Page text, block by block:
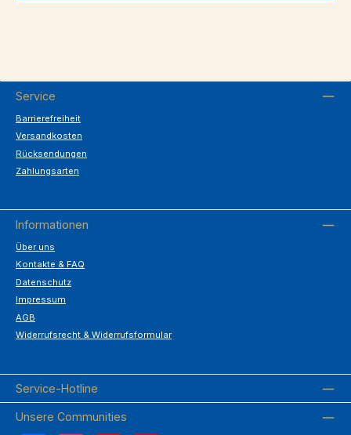
Service
Barrierefreiheit
Versandkosten
Rücksendungen
Zahlungsarten
Informationen
Über uns
Kontakte & FAQ
Datenschutz
Impressum
AGB
Widerrufsrecht & Widerrufsformular
Service-Hotline
Unsere Communities